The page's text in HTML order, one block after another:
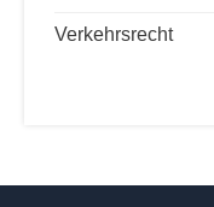
Verkehrsrecht